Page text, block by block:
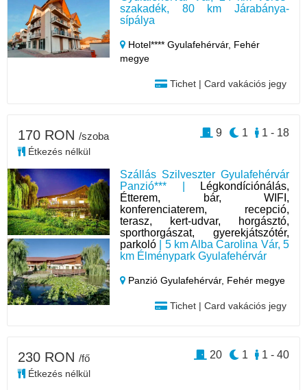
szakadék, 80 km Járabánya-
sípálya
Hotel**** Gyulafehérvár, Fehér
megye
Tichet | Card vakációs jegy
Szállás Szilveszter Gyulafehérvár
Panzió*** |
Légkondíciónálás,
Étterem, bár, WIFI,
konferenciaterem, recepció,
terasz, kert-udvar, horgásztó,
sporthorgászat, gyerekjátszótér,
parkoló | 5 km Alba Carolina Vár, 5
km Élménypark Gyulafehérvár
Panzió Gyulafehérvár, Fehér megye
Tichet | Card vakációs jegy
170 RON /szoba
Étkezés nélkül
1 - 18
1
9
230 RON /fő
Étkezés nélkül
1 - 40
1
20